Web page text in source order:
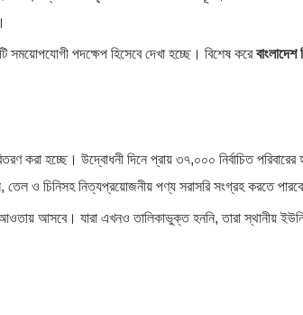
সময়োপযোগী পদক্ষেপ হিসেবে দেখা হচ্ছে। বিশেষ করে
করা হচ্ছে। উদ্বোধনী দিনে প্রায় ৩৭,০০০ নির্বাচিত
তেল ও চিনিসহ নিত্যপ্রয়োজনীয় পণ্য সরাসরি সংগ্রহ করতে
আসবে। যারা এখনও তালিকাভুক্ত হননি, তারা স্থানীয়